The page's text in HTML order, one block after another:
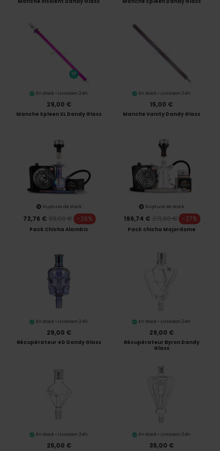
En stock • Livraison 24h
29,00 €
Manche Spleen XL Dandy Glass
En stock • Livraison 24h
15,00 €
Manche Vanity Dandy Glass
Rupture de stock
73,76 € 99,00 € -26%
Pack Chicha Alambic
Rupture de stock
199,74 € 271,90 € -27%
Pack chicha Majordome
En stock • Livraison 24h
29,00 €
Récupérateur 4D Dandy Glass
En stock • Livraison 24h
29,00 €
Récupérateur Byron Dandy
Glass
En stock • Livraison 24h
25,00 €
En stock • Livraison 24h
35,00 €